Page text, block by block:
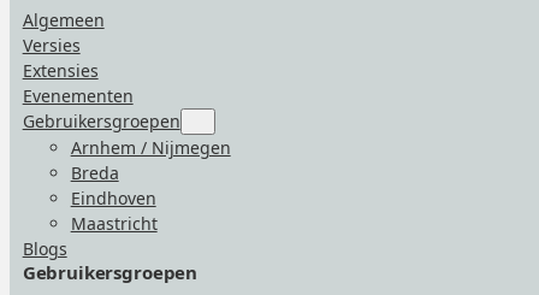
Algemeen
Versies
Extensies
Evenementen
Gebruikersgroepen
for
“Gebruikersgroepen”
Arnhem / Nijmegen
Breda
Eindhoven
Maastricht
Blogs
Gebruikersgroepen